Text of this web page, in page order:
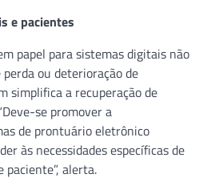
e pacientes
papel para sistemas digitais não
ou deterioração de
simplifica a recuperação de
se promover a
de prontuário eletrônico
às necessidades específicas de
alerta.